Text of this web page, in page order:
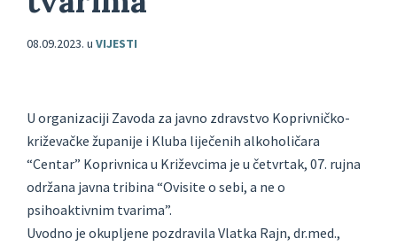
08.09.2023. u VIJESTI
U organizaciji Zavoda za javno zdravstvo Koprivničko-
križevačke županije i Kluba liječenih alkoholičara
“Centar” Koprivnica u Križevcima je u četvrtak, 07. rujna
održana javna tribina “Ovisite o sebi, a ne o
psihoaktivnim tvarima”.
Uvodno je okupljene pozdravila Vlatka Rajn, dr.med.,